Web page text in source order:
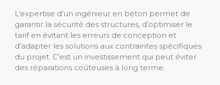
L’expertise d’un ingénieur en béton permet de
garantir la sécurité des structures, d’optimiser le
tarif en évitant les erreurs de conception et
d’adapter les solutions aux contraintes spécifiques
du projet. C’est un investissement qui peut éviter
des réparations coûteuses à long terme.